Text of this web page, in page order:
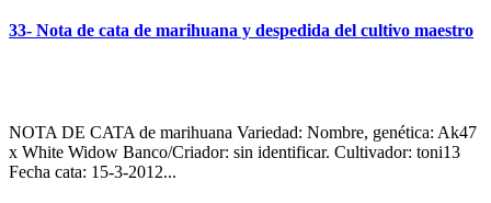
33- Nota de cata de marihuana y despedida del cultivo maestro
NOTA DE CATA de marihuana Variedad: Nombre, genética: Ak47
x White Widow Banco/Criador: sin identificar. Cultivador: toni13
Fecha cata: 15-3-2012...